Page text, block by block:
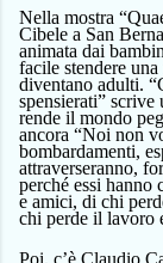
Nella mostra
Cibele a San
animata dai
facile stendere
diventano adulti.
spensierati”
rende il mondo
ancora “Noi non
bombardamenti,
attraverseranno,
perché essi hanno
e amici, di chi
chi perde il lavoro